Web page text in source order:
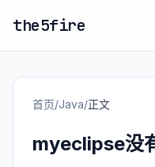
the5fire
首页/Java/正文
myeclipse没